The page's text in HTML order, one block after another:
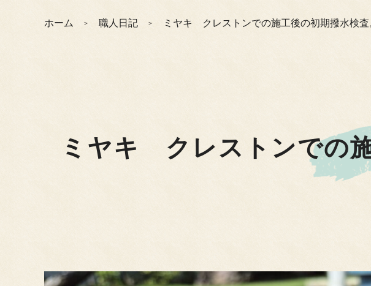
ホーム 職人日記 ミヤキ クレストンでの施工後の初期撥水検
ミヤキ クレストンでの